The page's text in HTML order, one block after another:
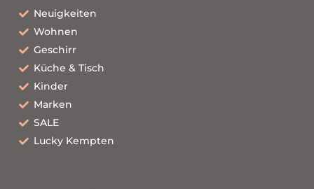
Neuigkeiten
Wohnen
Geschirr
Küche & Tisch
Kinder
Marken
SALE
Lucky Kempten